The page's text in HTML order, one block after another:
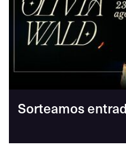
Sorteamos